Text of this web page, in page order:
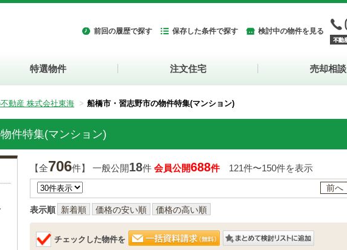
前回の履歴で探す 保存した条件で探す 検討中の物件を見る
特選物件 注文住宅 売却相談
動産 株式会社東海 船橋市・習志野市の物件特集(マンション)
件特集(マンション)
【全706件】 一般公開18件 会員公開688件121件〜150件を表示
前へ
表示順 新着順 価格の安い順 価格の高い順
チェックした物件を